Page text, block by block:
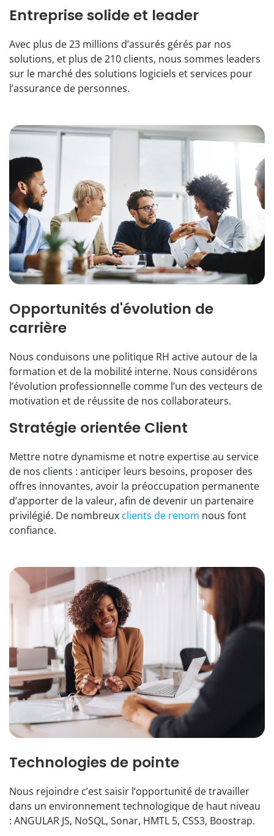
Entreprise solide et leader
Avec plus de 23 millions d’assurés gérés par nos
solutions, et plus de 210 clients, nous sommes leaders
sur le marché des solutions logiciels et services pour
l’assurance de personnes.
Opportunités d'évolution de
carrière
Nous conduisons une politique RH active autour de la
formation et de la mobilité interne. Nous considérons
l’évolution professionnelle comme l’un des vecteurs de
motivation et de réussite de nos collaborateurs.
Stratégie orientée Client
Mettre notre dynamisme et notre expertise au service
de nos clients : anticiper leurs besoins, proposer des
offres innovantes, avoir la préoccupation permanente
d’apporter de la valeur, afin de devenir un partenaire
privilégié. De nombreux clients de renom nous font
confiance.
Technologies de pointe
Nous rejoindre c’est saisir l’opportunité de travailler
dans un environnement technologique de haut niveau
: ANGULAR JS, NoSQL, Sonar, HMTL 5, CSS3, Boostrap.